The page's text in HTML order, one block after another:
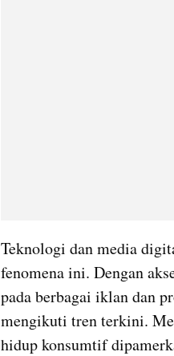
Teknologi dan media
fenomena ini. Dengan
pada berbagai iklan dan
mengikuti tren terkini.
hidup konsumtif